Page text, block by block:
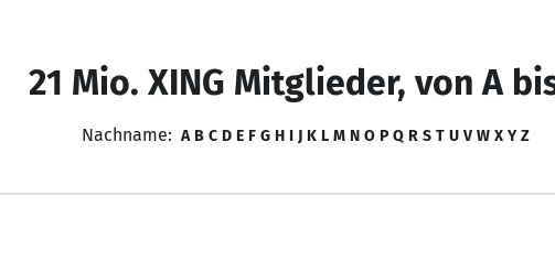
21 Mio. XING Mitglieder, von A
Nachname: A B C D E F G H I J K L M N O P Q R S T U V W X Y Z